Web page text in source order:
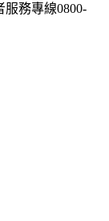
服務專線0800-